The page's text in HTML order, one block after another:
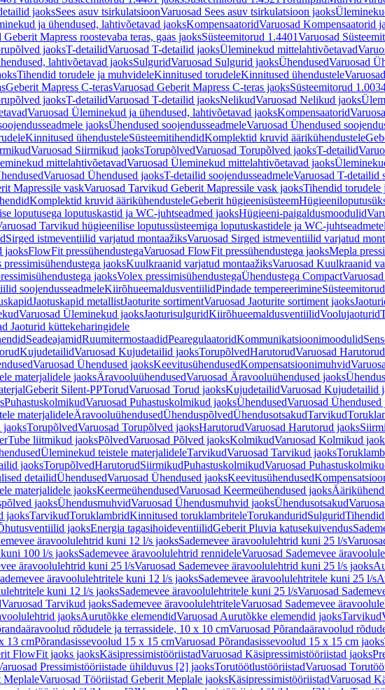
jaoksSees asuv tsirkulatsioonVaruosad Sees asuv tsirkulatsioon jaoks
ja ühendused, lahtivõetavad jaoksKompensaatoridVaruosad Kompensaatorid
Geberit Mapress roostevaba teras, gaas jaoksSüsteemitorud 1.4401Varuosad
jaoksT-detailidVaruosad T-detailid jaoksÜleminekud mittelahtivõetavad
lahtivõetavad jaoksSulguridVaruosad Sulgurid jaoksÜhendusedVaruosad
Tihendid torudele ja muhvideleKinnitused torudeleKinnitused ühendustele
Geberit Mapress C-terasVaruosad Geberit Mapress C-teras jaoksSüsteemitorud
jaoksT-detailidVaruosad T-detailid jaoksNelikudVaruosad Nelikud jaoks
Varuosad Üleminekud ja ühendused, lahtivõetavad jaoksKompensaatorid
jaoksÜhendused soojendusseadmeleVaruosad Ühendused
Kinnitused ühendusteleSüsteemitihendidKomplektid kruvid äärikühendustele
Varuosad Siirmikud jaoksTorupõlvedVaruosad Torupõlved jaoksT-detailid
mittelahtivõetavadVaruosad Üleminekud mittelahtivõetavad jaoks
Varuosad Ühendused jaoksT-detailid soojendusseadmeleVaruosad T-detailid
Mapressile vaskVaruosad Tarvikud Geberit Mapressile vask jaoksTihendid torudele
Komplektid kruvid äärikühendusteleGeberit hügieenisüsteem
loputusega loputuskastid ja WC-juhtseadmed jaoksHügieeni-paigaldusmoodulid
Tarvikud hügieenilise loputussüsteemiga loputuskastidele ja WC-
Sirged istmeventiilid varjatud montaažiksVaruosad Sirged istmeventiilid varjatud
jaoksFlowFit pressühendustegaVaruosad FlowFit pressühendustega jaoksMepla
pressimisühendustega jaoksKuulkraanid varjatud montaažiksVaruosad Kuulkraanid
jaoksVolex pressimisühendustegaÜhendustega Compact
soojendusseadmeleKiirõhueemaldusventiilidPindade tempereerimineSüsteemitorud
Jaotuskapid metallistJaoturite sortimentVaruosad Jaoturite sortiment jaoks
Varuosad Üleminekud jaoksJaoturisulguridKiirõhueemaldusventiilidVoolujaoturid
Jaoturid küttekeharingidele
SeadeajamidRuumitermostaadidPearegulaatoridKommunikatsioonimoodulid
KujudetailidVaruosad Kujudetailid jaoksTorupõlvedHarutorudVaruosad
Varuosad Ühendused jaoksKeevitusühendusedKompensatsioonimuhvid
materjalidele jaoksÄravooluühendusedVaruosad Äravooluühendused jaoks
Geberit Silent-PPTorudVaruosad Torud jaoksKujudetailidVaruosad Kujudetailid
PuhastuskolmikudVaruosad Puhastuskolmikud jaoksÜhendusedVaruosad Ühendused
materjalideleÄravooluühendusedÜhenduspõlvedÜhendusotsakudTarvikud
jaoksTorupõlvedVaruosad Torupõlved jaoksHarutorudVaruosad Harutorud jaoks
liitmikud jaoksPõlvedVaruosad Põlved jaoksKolmikudVaruosad Kolmikud
Üleminekud teistele materjalideleTarvikudVaruosad Tarvikud jaoks
jaoksTorupõlvedHarutorudSiirmikudPuhastuskolmikudVaruosad
detailidÜhendusedVaruosad Ühendused jaoksKeevitusühendused
materjalidele jaoksKeermeühendusedVaruosad Keermeühendused jaoks
jaoksÜhendusmuhvidVaruosad Ühendusmuhvid jaoksÜhendusotsakud
jaoksTarvikudToruklambridKinnitused toruklambriteleTorukanduridSulguridTihendid
jaoksEnergia tagasihoideventiilidGeberit Pluvia katusekuivendus
äravoolulehtrid kuni 12 l/s jaoksSademevee äravoolulehtrid kuni 25 l/s
100 l/s jaoksSademevee äravoolulehtrid rennideleVaruosad Sademevee
äravoolulehtrid kuni 25 l/sVaruosad Sademevee äravoolulehtrid kuni 25 l/s jaoks
äravoolulehtritele kuni 12 l/s jaoksSademevee äravoolulehtritele kuni 25 l/s
kuni 12 l/s jaoksSademevee äravoolulehtritele kuni 25 l/sVaruosad
Varuosad Tarvikud jaoksSademevee äravoolulehtriteleVaruosad Sademevee
jaoksAurutõkke elemendidVaruosad Aurutõkke elemendid jaoksTarvikud
rõdudele ja terrassidele, 10 x 10 cmVaruosad Põrandaäravoolud
13 cmPõrandasissevoolud 15 x 15 cmVaruosad Põrandasissevoolud 15 x 15 cm jaoks
FlowFit jaoks jaoksKäsipressimistööriistadVaruosad Käsipressimistööriistad jaoks
Pressimistööriistade ühilduvus [2] jaoksTorutöötlustööriistadVaruosad
MeplaleVaruosad Tööriistad Geberit Meplale jaoksKäsipressimistööriistadVaruosad